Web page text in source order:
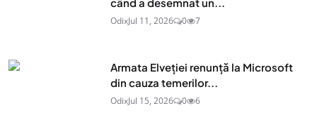
OdixJul 11, 2026 0 7
Armata Elveției renunță la Microsoft
din cauza temerilor...
OdixJul 15, 2026 0 6